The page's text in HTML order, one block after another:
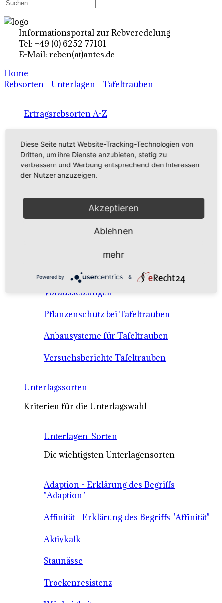
Informationsportal zur Rebveredelung
Tel: +49 (0) 6252 77101
E-Mail: reben(at)antes.de
Home
Rebsorten - Unterlagen - Tafeltrauben
Ertragsrebsorten A-Z
Rebsorten international
externe Links
Tafeltraubensorten
Anbausysteme & Recht
Tafeltrauben A-Z Sortenbeschreibungen
Tafeltraubenanbau - rechtliche
Voraussetzungen
Pflanzenschutz bei Tafeltrauben
Anbausysteme für Tafeltrauben
Versuchsberichte Tafeltrauben
Unterlagssorten
Kriterien für die Unterlagswahl
Unterlagen-Sorten
Die wichtigsten Unterlagensorten
Adaption - Erklärung des Begriffs
"Adaption"
Affinität - Erklärung des Begriffs "Affinität"
Aktivkalk
Staunässe
Trockenresistenz
Diese Seite nutzt Website-Tracking-Technologien von
Dritten, um ihre Dienste anzubieten, stetig zu
verbessern und Werbung entsprechend den Interessen
der Nutzer anzuzeigen.
Akzeptieren
Ablehnen
mehr
Powered by &